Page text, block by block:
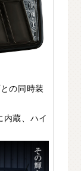
の同時装
内蔵、ハイ